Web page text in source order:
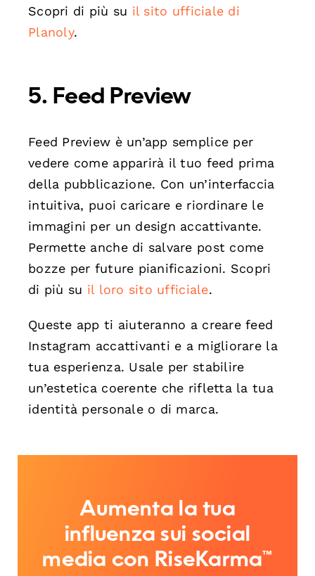
Scopri di più su il sito ufficiale di
Planoly.
5. Feed Preview
Feed Preview è un’app semplice per
vedere come apparirà il tuo feed prima
della pubblicazione. Con un’interfaccia
intuitiva, puoi caricare e riordinare le
immagini per un design accattivante.
Permette anche di salvare post come
bozze per future pianificazioni. Scopri
di più su il loro sito ufficiale.
Queste app ti aiuteranno a creare feed
Instagram accattivanti e a migliorare la
tua esperienza. Usale per stabilire
un’estetica coerente che rifletta la tua
identità personale o di marca.
Aumenta la tua
influenza sui social
media con RiseKarma™